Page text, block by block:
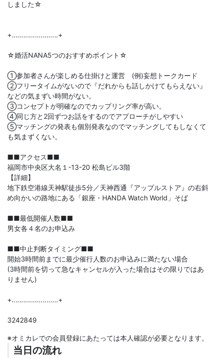
しました☆
+‥‥‥‥‥‥‥‥‥‥‥‥+
☆婚活NANA5つのおすすめポイント☆
①参加者さんが楽しめる仕掛けと運営 (例)妄想トークカード
②フリータイムがないので『だれからも話しかけてもらえない』
などの気まずい時間がない。
③コンセプトが明確なのでカップリング率が高い。
④同じ方と2回ずつお話をするのでアプローチがしやすい
⑤マッチングの発表も個別発表なのでマッチングしてもしなくて
も気まずくない。
■■アクセス■■
福岡市中央区大名１-13-20 松島ビル3階
【詳細】
地下鉄空港線天神駅徒歩5分／天神西通『アップルストア』の右斜
め向かいの路地にある「銀座・HANDA Watch World」そば
■■最低開催人数■■
男女各４名のお申込み
■■中止判断タイミング■■
開始3時間前までに最少催行人数のお申込みに満たない場合
(3時間前を切って急なキャンセルが入った場合はその限りではあ
りません)
+‥‥‥‥‥‥‥‥‥‥‥‥+
3242849
※オミカレでの会員登録にあたっては本人確認が必要となります。
当日の流れ